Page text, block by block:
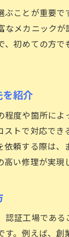
車
修理
修理後も
車修
修理
車修
修理
ことが重要
メカニック
初めての方
紹介
度や箇所に
トで対応で
頼する際は
い修理が実現
証工場であ
。例えば、